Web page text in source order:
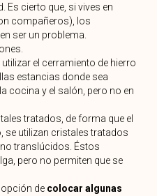
Es cierto que, si vives en
compañeros), los
ser un problema.
el cerramiento de hierro
estancias donde sea
cocina y el salón, pero no en
tratados, de forma que el
se utilizan cristales tratados
translúcidos. Éstos
pero no permiten que se
de colocar algunas